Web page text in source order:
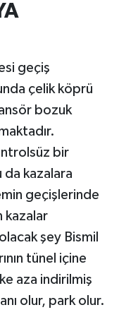
geçiş
çelik köprü
bozuk
bir
da kazalara
geçişlerinde
kazalar
şey Bismil
tünel içine
aza indirilmiş
olur, park olur.